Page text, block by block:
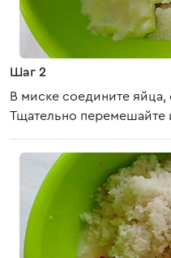
Шаг 2
В миске соедините яйца,
Тщательно перемешайте